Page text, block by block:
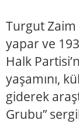
Turgut Zaim
yapar ve
Halk
yaşamını,
giderek
Grubu”